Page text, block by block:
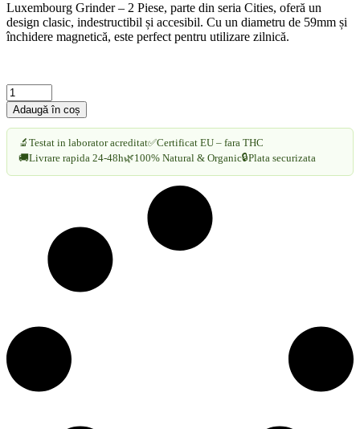
Luxembourg Grinder – 2 Piese, parte din seria Cities, oferă un
design clasic, indestructibil și accesibil. Cu un diametru de 59mm și
închidere magnetică, este perfect pentru utilizare zilnică.
Luxembourg
Grinder
–
2
Piese
Clasic,
Adaugă în coș
🔬 Testat in laborator acreditat✅Certificat EU – fara THC
🚚Livrare rapida 24-48h🌿100% Natural & Organic🔒Plata securizata